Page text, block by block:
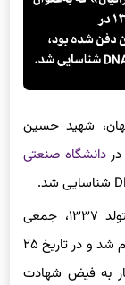
شهید حسین
دانشگاه صنعتی
شهید حسین شکرائیان، فرزند محمدحسن، متولد ۱۳۳۷، جمعی
لشکر ۳۲ انصارالحسین(ع) از همدان به جبهه اعزام شد و در تاریخ ۲۵
به فیض شهادت